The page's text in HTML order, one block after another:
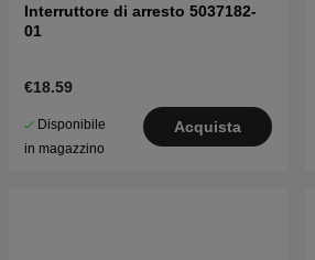
Interruttore di arresto 5037182-
01
€18.59
Disponibile
in magazzino
Acquista